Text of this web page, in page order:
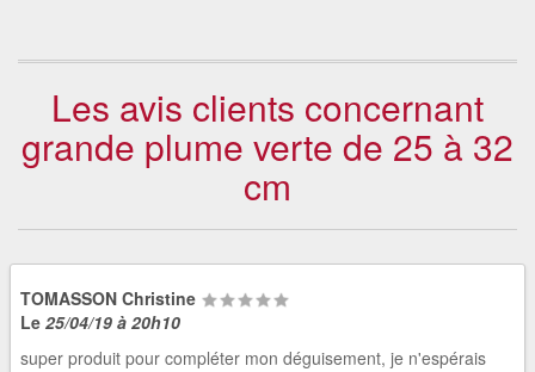
Les avis clients concernant
grande plume verte de 25 à 32
cm
TOMASSON Christine
Le 25/04/19 à 20h10
super produit pour compléter mon déguisement, je n'espérais